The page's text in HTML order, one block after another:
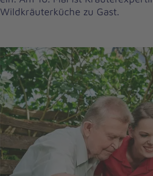
Wildkräuterküche zu Gast.